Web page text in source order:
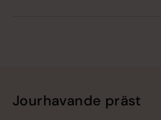
Jourhavande präst